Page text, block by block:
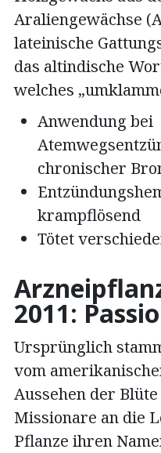
Araliengewächse
lateinische
das altindische
welches
Anwendung bei
chronischer
krampflösend
Tötet
2011:
Ursprünglich
vom
Aussehen der
Missionare an die
Pflanze ihren